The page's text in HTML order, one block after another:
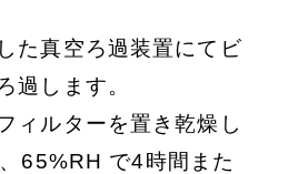
た真空ろ過装置にてビ
過します。
ィルターを置き乾燥し
65%RH で4時間また